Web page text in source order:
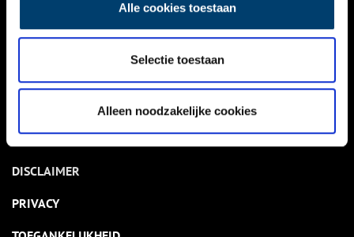
Alle cookies toestaan
Selectie toestaan
Alleen noodzakelijke cookies
NIEUWSBRIEF
DISCLAIMER
PRIVACY